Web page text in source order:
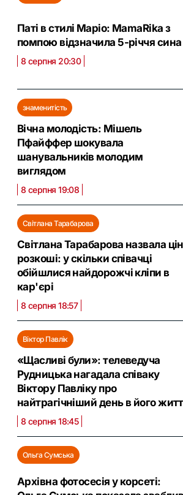
Паті в стилі Маріо: MamaRika з
помпою відзначила 5-річчя сина
8 серпня 20:30
знаменитість
Вічна молодість: Мішель
Пфайффер шокувала
шанувальників молодим
виглядом
8 серпня 19:08
Світлана Тарабарова
Світлана Тарабарова назвала
розкоші: у скільки співачці
обійшлися найдорожчі кліпи в
кар'єрі
8 серпня 18:57
Віктор Павлік
«Щасливі були»: телеведуча
Рудницька нагадала співаку
Віктору Павліку про
найтрагічніший день в його
8 серпня 18:45
Ольга Сумська
Архівна фотосесія у корсеті: